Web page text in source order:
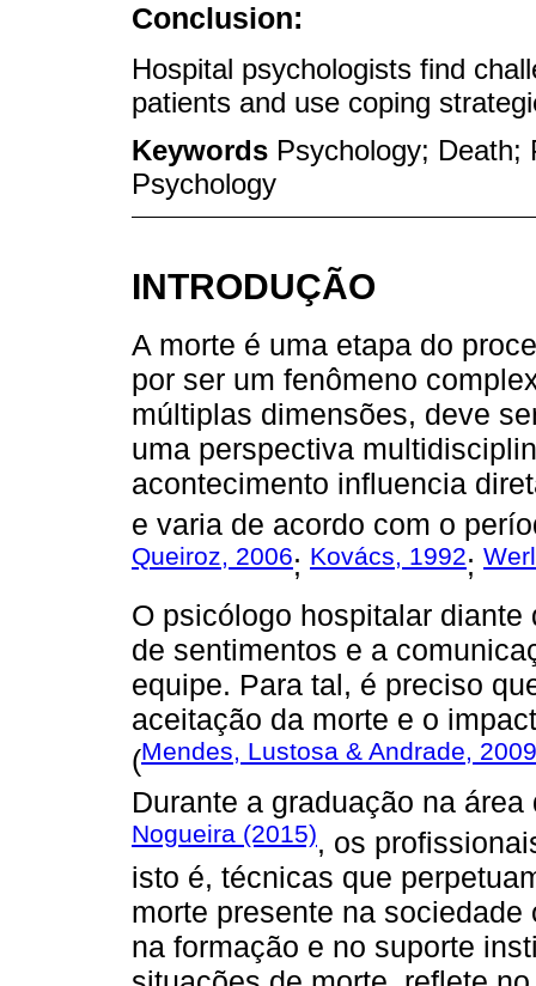
Conclusion:
Hospital psychologists find
patients and use coping
Keywords Psychology; Death;
Psychology
INTRODUÇÃO
A morte é uma etapa do
por ser um fenômeno
múltiplas dimensões, deve
uma perspectiva
acontecimento influencia
e varia de acordo com o
Queiroz, 2006; Kovács, 1992;
O psicólogo hospitalar
de sentimentos e a
equipe. Para tal, é preciso
aceitação da morte e o
(Mendes, Lustosa & Andrade, 2009
Durante a graduação na
Nogueira (2015), os
isto é, técnicas que
morte presente na
na formação e no suporte